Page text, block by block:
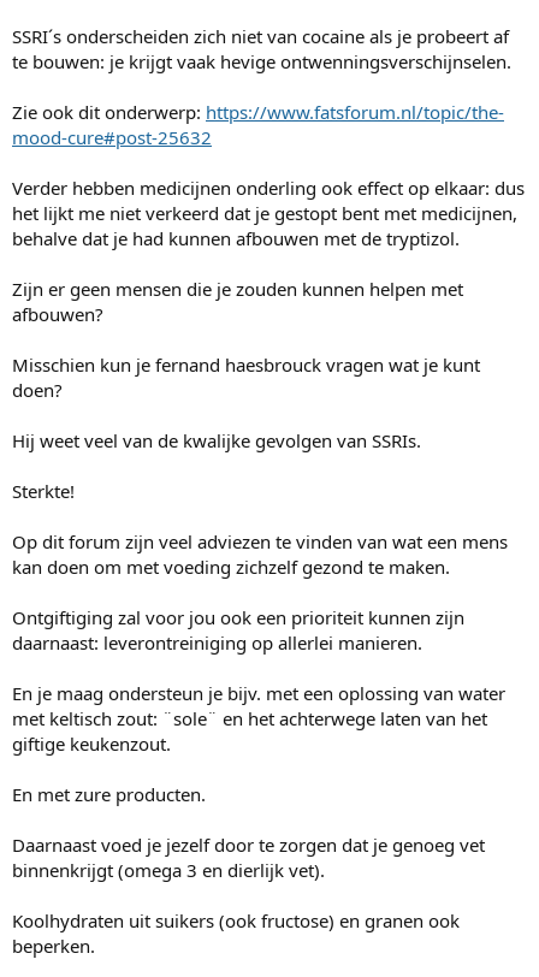
SSRI´s onderscheiden zich niet van cocaine als je probeert af
te bouwen: je krijgt vaak hevige ontwenningsverschijnselen.
Zie ook dit onderwerp: https://www.fatsforum.nl/topic/the-
mood-cure#post-25632
Verder hebben medicijnen onderling ook effect op elkaar: dus
het lijkt me niet verkeerd dat je gestopt bent met medicijnen,
behalve dat je had kunnen afbouwen met de tryptizol.
Zijn er geen mensen die je zouden kunnen helpen met
afbouwen?
Misschien kun je fernand haesbrouck vragen wat je kunt
doen?
Hij weet veel van de kwalijke gevolgen van SSRIs.
Sterkte!
Op dit forum zijn veel adviezen te vinden van wat een mens
kan doen om met voeding zichzelf gezond te maken.
Ontgiftiging zal voor jou ook een prioriteit kunnen zijn
daarnaast: leverontreiniging op allerlei manieren.
En je maag ondersteun je bijv. met een oplossing van water
met keltisch zout: ¨sole¨ en het achterwege laten van het
giftige keukenzout.
En met zure producten.
Daarnaast voed je jezelf door te zorgen dat je genoeg vet
binnenkrijgt (omega 3 en dierlijk vet).
Koolhydraten uit suikers (ook fructose) en granen ook
beperken.